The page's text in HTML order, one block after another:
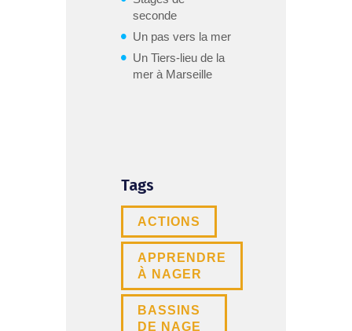
seconde
Un pas vers la mer
Un Tiers-lieu de la
mer à Marseille
Tags
ACTIONS
APPRENDRE
À NAGER
BASSINS
DE NAGE